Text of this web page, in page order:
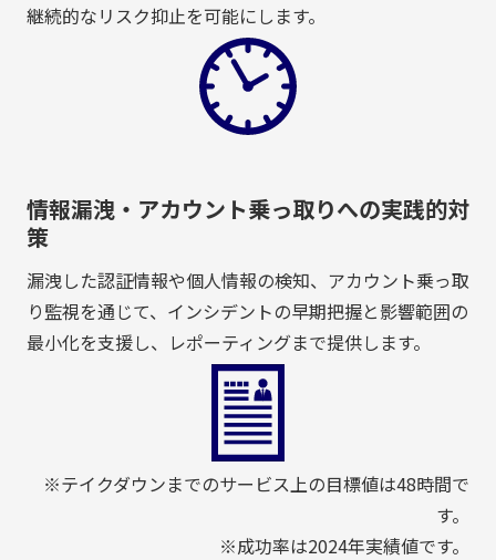
継続的なリスク抑止を可能にします。
情報漏洩・アカウント乗っ取りへの実践的対
策
漏洩した認証情報や個人情報の検知、アカウント乗っ取
り監視を通じて、インシデントの早期把握と影響範囲の
最小化を支援し、レポーティングまで提供します。
※テイクダウンまでのサービス上の目標値は48時間で
す。
※成功率は2024年実績値です。